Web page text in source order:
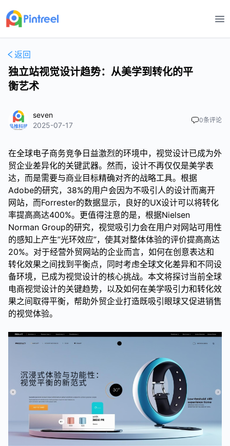
打
返回
独立站视觉设计趋势：从美学到转化的平
衡艺术
seven
2025-07-17
0条评论
在全球电子商务竞争日益激烈的环境中，视觉设计已成为外
贸企业差异化的关键武器。然而，设计不再仅仅是美学表
达，而是需要与商业目标精确对齐的战略工具。根据
Adobe的研究，38%的用户会因为不吸引人的设计而离开
网站，而Forrester的数据显示，良好的UX设计可以将转化
率提高高达400%。更值得注意的是，根据Nielsen
Norman Group的研究，视觉吸引力会在用户对网站可用性
的感知上产生”光环效应”，使其对整体体验的评价提高高达
20%。对于经营外贸网站的企业而言，如何在创意表达和
转化效果之间找到平衡点，同时考虑全球文化差异和不同设
备环境，已成为视觉设计的核心挑战。本文将探讨当前全球
电商视觉设计的关键趋势，以及如何在美学吸引力和转化效
果之间取得平衡，帮助外贸企业打造既吸引眼球又促进销售
的视觉体验。